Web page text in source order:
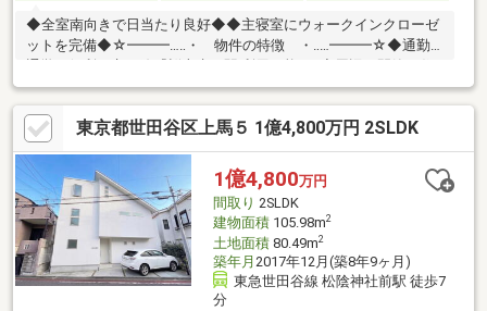
◆全室南向きで日当たり良好◆◆主寝室にウォークインクローゼ
ットを完備◆☆━━━…‥・ 物件の特徴 ・‥…━━━☆◆通勤
宅地につき落ち着いた街並みでお過ごし頂けます♪◆スーパー、
コンビニ、公園等、生活環境良好♪◆同仕様モデルハウスのご案
内や建物プレゼンテーションも随時受付中♪是非、現地をご確認く
ださい！♪物件の詳細はADCAST駒込支店迄【０１２０－９１７－
１９７】♪☆━━━…‥・ ━☆━ ・‥…━━━☆
東京都世田谷区上馬５ 1億4,800万円 2SLDK
1億4,800万円
間取り 2SLDK
建物面積105.98m2
土地面積80.49m2
築年月 2017年12月(築8年9ヶ月)
東急世田谷線 松陰神社前駅 徒歩7
分